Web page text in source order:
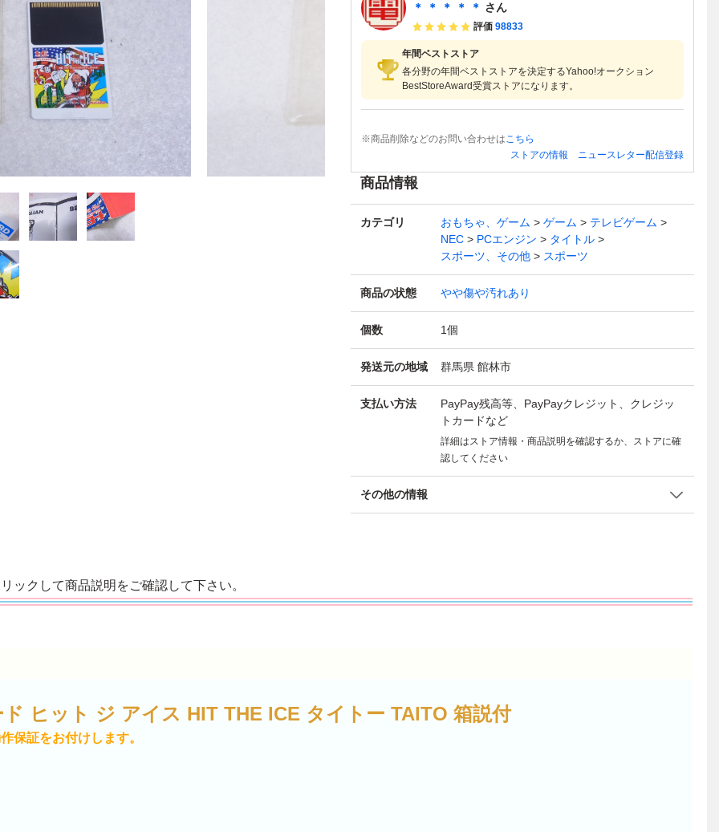
＊ ＊ ＊ ＊ ＊ さん
評価 98833
年間ベストストア
各分野の年間ベストストアを決定するYahoo!オークション
BestStoreAward受賞ストアになります。
※商品削除などのお問い合わせはこちら
ストアの情報
ニュースレター配信登録
商品情報
カテゴリ おもちゃ、ゲーム ゲーム
テレビゲーム
NEC
PCエンジン
タイトル
スポーツ、その他
スポーツ
商品の状態 やや傷や汚れあり
個数 1個
発送元の地域 群馬県 館林市
支払い方法
PayPay残高等、PayPayクレジット、クレジッ
トカードなど
詳細はストア情報・商品説明を確認するか、ストアに確
認してください
その他の情報